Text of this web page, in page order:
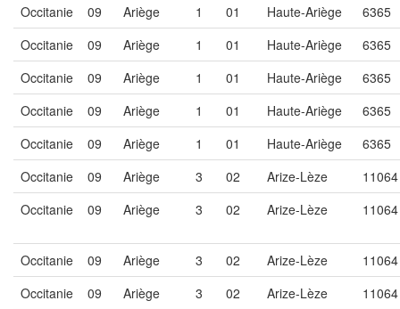
Occitanie
09 Ariège 1 01 Haute-Ariège
6365
Occitanie
09 Ariège 1 01 Haute-Ariège
6365
Occitanie
09 Ariège 1 01 Haute-Ariège
6365
Occitanie
09 Ariège 1 01 Haute-Ariège
6365
Occitanie
09 Ariège 1 01 Haute-Ariège
6365
Occitanie
09 Ariège 3 02 Arize-Lèze
11064
Occitanie
09 Ariège 3 02 Arize-Lèze 11064
Occitanie 09 Ariège 3 02 Arize-Lèze
11064
Occitanie
09 Ariège 3 02 Arize-Lèze
11064